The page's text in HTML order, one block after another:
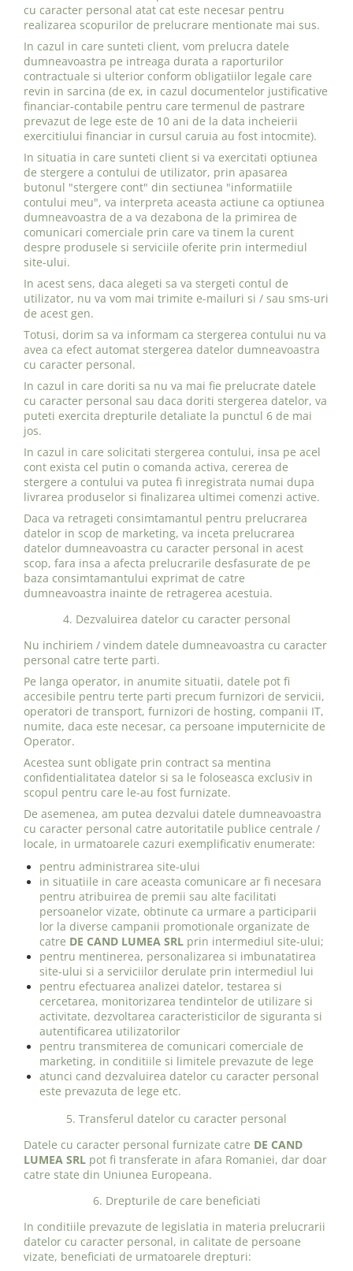
cu caracter personal atat cat este necesar pentru
realizarea scopurilor de prelucrare mentionate mai sus.
In cazul in care sunteti client, vom prelucra datele
dumneavoastra pe intreaga durata a raporturilor
contractuale si ulterior conform obligatiilor legale care
revin in sarcina (de ex, in cazul documentelor justificative
financiar-contabile pentru care termenul de pastrare
prevazut de lege este de 10 ani de la data incheierii
exercitiului financiar in cursul caruia au fost intocmite).
In situatia in care sunteti client si va exercitati optiunea
de stergere a contului de utilizator, prin apasarea
butonul "stergere cont" din sectiunea "informatiile
contului meu", va interpreta aceasta actiune ca optiunea
dumneavoastra de a va dezabona de la primirea de
comunicari comerciale prin care va tinem la curent
despre produsele si serviciile oferite prin intermediul
site-ului.
In acest sens, daca alegeti sa va stergeti contul de
utilizator, nu va vom mai trimite e-mailuri si / sau sms-uri
de acest gen.
Totusi, dorim sa va informam ca stergerea contului nu va
avea ca efect automat stergerea datelor dumneavoastra
cu caracter personal.
In cazul in care doriti sa nu va mai fie prelucrate datele
cu caracter personal sau daca doriti stergerea datelor, va
puteti exercita drepturile detaliate la punctul 6 de mai
jos.
In cazul in care solicitati stergerea contului, insa pe acel
cont exista cel putin o comanda activa, cererea de
stergere a contului va putea fi inregistrata numai dupa
livrarea produselor si finalizarea ultimei comenzi active.
Daca va retrageti consimtamantul pentru prelucrarea
datelor in scop de marketing, va inceta prelucrarea
datelor dumneavoastra cu caracter personal in acest
scop, fara insa a afecta prelucrarile desfasurate de pe
baza consimtamantului exprimat de catre
dumneavoastra inainte de retragerea acestuia.
4. Dezvaluirea datelor cu caracter personal
Nu inchiriem / vindem datele dumneavoastra cu caracter
personal catre terte parti.
Pe langa operator, in anumite situatii, datele pot fi
accesibile pentru terte parti precum furnizori de servicii,
operatori de transport, furnizori de hosting, companii IT,
numite, daca este necesar, ca persoane imputernicite de
Operator.
Acestea sunt obligate prin contract sa mentina
confidentialitatea datelor si sa le foloseasca exclusiv in
scopul pentru care le-au fost furnizate.
De asemenea, am putea dezvalui datele dumneavoastra
cu caracter personal catre autoritatile publice centrale /
locale, in urmatoarele cazuri exemplificativ enumerate:
pentru administrarea site-ului
in situatiile in care aceasta comunicare ar fi necesara
pentru atribuirea de premii sau alte facilitati
persoanelor vizate, obtinute ca urmare a participarii
lor la diverse campanii promotionale organizate de
catre DE CAND LUMEA SRL prin intermediul site-ului;
pentru mentinerea, personalizarea si imbunatatirea
site-ului si a serviciilor derulate prin intermediul lui
pentru efectuarea analizei datelor, testarea si
cercetarea, monitorizarea tendintelor de utilizare si
activitate, dezvoltarea caracteristicilor de siguranta si
autentificarea utilizatorilor
pentru transmiterea de comunicari comerciale de
marketing, in conditiile si limitele prevazute de lege
atunci cand dezvaluirea datelor cu caracter personal
este prevazuta de lege etc.
5. Transferul datelor cu caracter personal
Datele cu caracter personal furnizate catre DE CAND
LUMEA SRL pot fi transferate in afara Romaniei, dar doar
catre state din Uniunea Europeana.
6. Drepturile de care beneficiati
In conditiile prevazute de legislatia in materia prelucrarii
datelor cu caracter personal, in calitate de persoane
vizate, beneficiati de urmatoarele drepturi: